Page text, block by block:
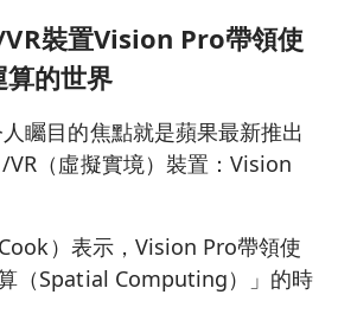
裝置Vision Pro帶領使
算的世界
矚目的焦點就是蘋果最新推出
VR（虛擬實境）裝置：Vision
）表示，Vision Pro帶領使
（Spatial Computing）」的時